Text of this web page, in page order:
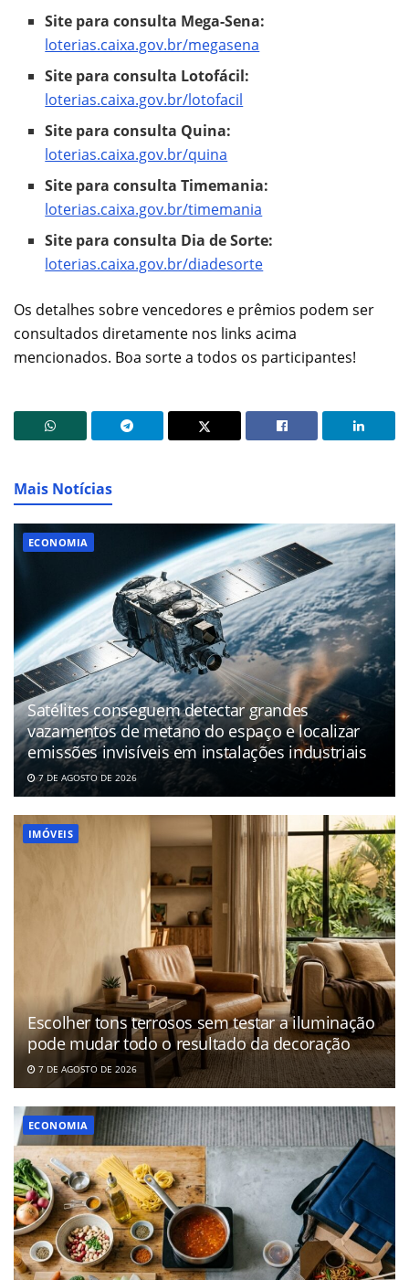
Site para consulta Mega-Sena:
loterias.caixa.gov.br/megasena
Site para consulta Lotofácil:
loterias.caixa.gov.br/lotofacil
Site para consulta Quina:
loterias.caixa.gov.br/quina
Site para consulta Timemania:
loterias.caixa.gov.br/timemania
Site para consulta Dia de Sorte:
loterias.caixa.gov.br/diadesorte
Os detalhes sobre vencedores e prêmios podem ser
consultados diretamente nos links acima
mencionados. Boa sorte a todos os participantes!
Mais Notícias
ECONOMIA
Satélites conseguem detectar grandes
vazamentos de metano do espaço e localizar
emissões invisíveis em instalações industriais
7 DE AGOSTO DE 2026
IMÓVEIS
Escolher tons terrosos sem testar a iluminação
pode mudar todo o resultado da decoração
7 DE AGOSTO DE 2026
ECONOMIA